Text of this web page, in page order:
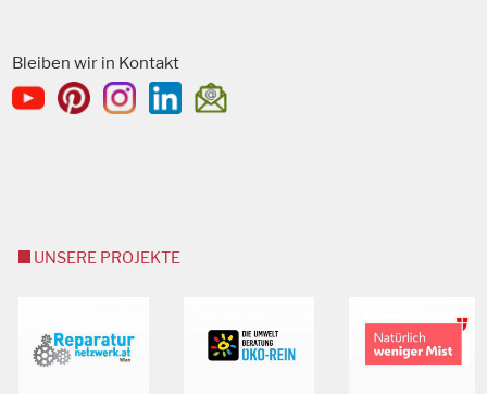
Bleiben wir in Kontakt
UNSERE PROJEKTE